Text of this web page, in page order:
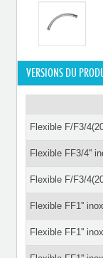
VERSIONS DU
Flexible F/F3/
Flexible FF3/4''
Flexible F/F3/
Flexible FF1''
Flexible FF1''